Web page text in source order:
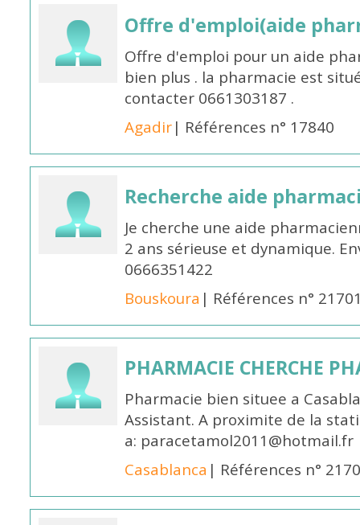
Offre d'emploi(aide
Offre d'emploi pour un aide
bien plus . la pharmacie est
contacter 0661303187 .
Agadir| Références n° 17840
Recherche aide
Je cherche une aide
2 ans sérieuse et dynamique.
0666351422
Bouskoura | Références n°
PHARMACIE CHERCHE
Pharmacie bien situee a
Assistant. A proximite de la
a: paracetamol2011@hotmail.fr
Casablanca | Références n°